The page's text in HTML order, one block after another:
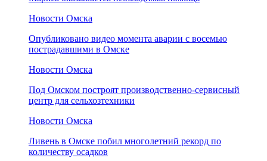
Новости Омска
Опубликовано видео момента аварии с восемью
пострадавшими в Омске
Новости Омска
Под Омском построят производственно-сервисный
центр для сельхозтехники
Новости Омска
Ливень в Омске побил многолетний рекорд по
количеству осадков